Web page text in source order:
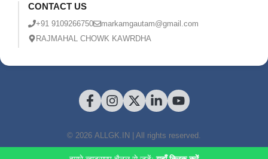
CONTACT US
+91 9109266750
markamgautam@gmail.com
RAJMAHAL CHOWK KAWRDHA
© 2026 ALLGK.IN | All rights reserved.